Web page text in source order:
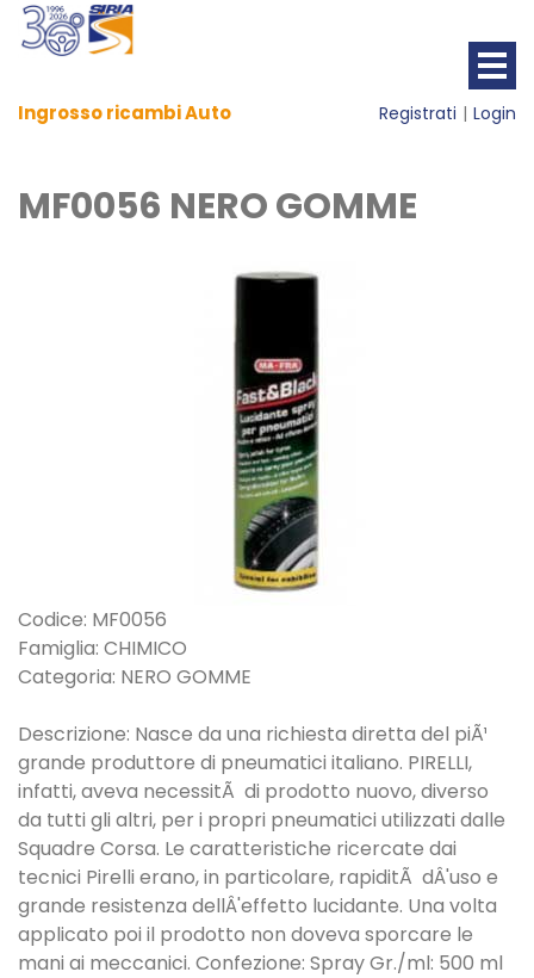
Ingrosso ricambi Auto Registrati Login
MF0056 NERO GOMME
Codice: MF0056
Famiglia: CHIMICO
Categoria: NERO GOMME
Descrizione: Nasce da una richiesta diretta del piÃ¹
grande produttore di pneumatici italiano. PIRELLI,
infatti, aveva necessitÃ di prodotto nuovo, diverso
da tutti gli altri, per i propri pneumatici utilizzati dalle
Squadre Corsa. Le caratteristiche ricercate dai
tecnici Pirelli erano, in particolare, rapiditÃ dÂ'uso e
grande resistenza dellÂ'effetto lucidante. Una volta
applicato poi il prodotto non doveva sporcare le
mani ai meccanici. Confezione: Spray Gr./ml: 500 ml